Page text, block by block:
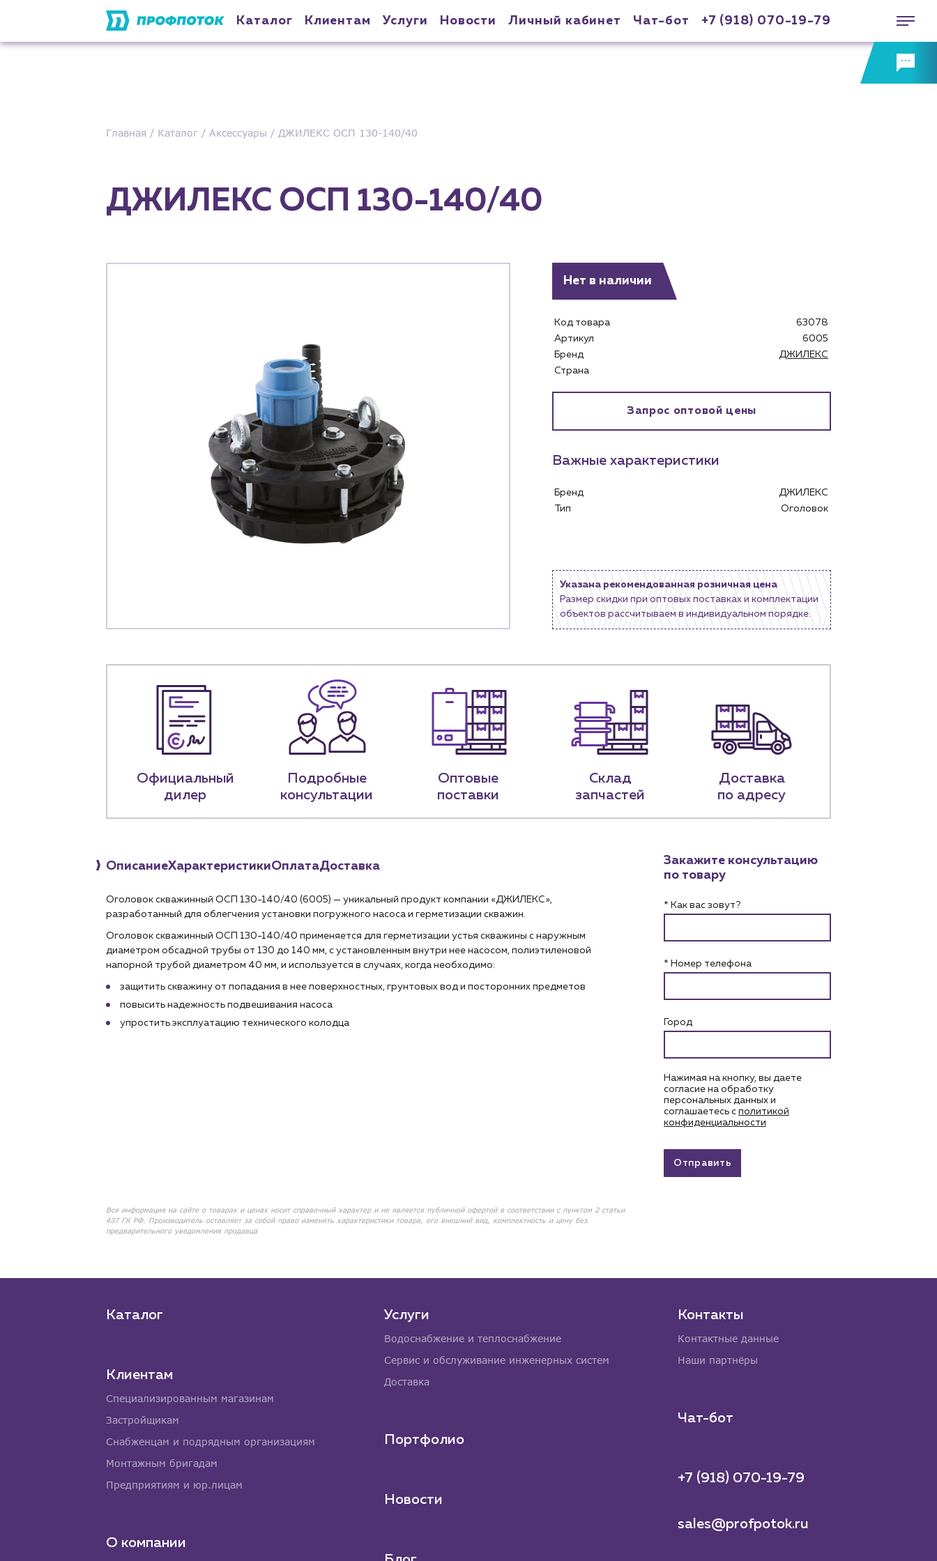
Каталог Клиентам Услуги Новости Личный кабинет Чат-бот +7 (918) 070-19-79
Каталог
Клиентам
Специализированным магазинам
Снабженцам и подрядным организациям
Монтажным бригадам
Сервис и обслуживание инженерных
систем
Контактные данные
Главная Каталог Аксессуары ДЖИЛЕКС ОСП 130-140/40
ДЖИЛЕКС ОСП 130-140/40
Нет в наличии
Код товара
63078
Артикул
6005
Бренд
ДЖИЛЕКС
Страна
Запрос оптовой цены
Важные характеристики
Бренд
ДЖИЛЕКС
Тип
Оголовок
Указана рекомендованная розничная цена
Размер скидки при оптовых поставках и комплектации
объектов рассчитываем в индивидуальном порядке.
Официальный
дилер
Подробные
консультации
Оптовые
поставки
Склад
запчастей
Доставка
по адресу
ОписаниеХарактеристикиОплатаДоставка
Оголовок скважинный ОСП 130-140/40 (6005) — уникальный продукт компании «ДЖИЛЕКС»,
разработанный для облегчения установки погружного насоса и герметизации скважин.
Оголовок скважинный ОСП 130-140/40 применяется для герметизации устья скважины с наружным
диаметром обсадной трубы от 130 до 140 мм, с установленным внутри нее насосом, полиэтиленовой
напорной трубой диаметром 40 мм, и используется в случаях, когда необходимо:
защитить скважину от попадания в нее поверхностных, грунтовых вод и посторонних предметов
повысить надежность подвешивания насоса
упростить эксплуатацию технического колодца
Вся информация на сайте о товарах и ценах носит справочный характер и не является публичной офертой в соответствии с пунктом 2 статьи
437 ГК РФ. Производитель оставляет за собой право изменять характеристики товара, его внешний вид, комплектность и цену без
предварительного уведомления продавца
Закажите консультацию
по товару
* Как вас зовут?
* Номер телефона
Город
Нажимая на кнопку, вы даете
согласие на обработку
персональных данных и
соглашаетесь c политикой
конфиденциальности
Отправить
Каталог
Клиентам
Специализированным магазинам
Застройщикам
Снабженцам и подрядным организациям
Монтажным бригадам
Предприятиям и юр.лицам
О компании
Услуги
Водоснабжение и теплоснабжение
Сервис и обслуживание инженерных систем
Доставка
Портфолио
Новости
Контакты
Контактные данные
Наши партнёры
Чат-бот
+7 (918) 070-19-79
sales@profpotok.ru